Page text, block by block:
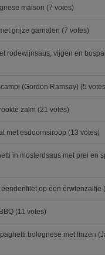
maison (7 votes)
grijze garnalen (7 votes)
rodewijnsaus, vijgen en
(Gordon Ramsay) (5
zalm (21 votes)
met esdoornsiroop (13 votes)
in mosterdsaus met prei en
op een erwtenzalfje
(11 votes)
bolognese met linzen